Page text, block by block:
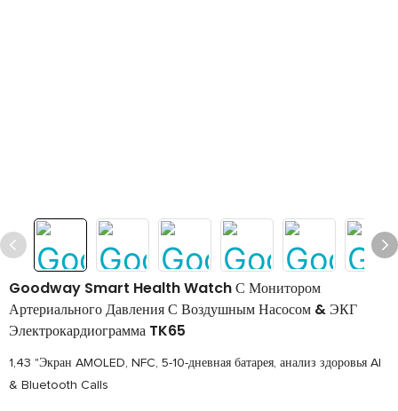
Goodway Smart Health Watch С Монитором
Артериального Давления С Воздушным Насосом & ЭКГ
Электрокардиограмма TK65
1,43 "Экран AMOLED, NFC, 5-10-дневная батарея, анализ здоровья AI
& Bluetooth Calls